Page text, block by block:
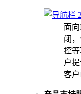
面
闭
控
户
客户